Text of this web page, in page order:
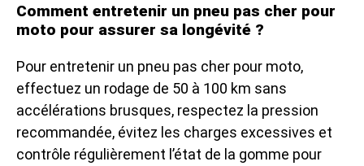
Comment entretenir un pneu pas cher pour
moto pour assurer sa longévité ?
Pour entretenir un pneu pas cher pour moto,
effectuez un rodage de 50 à 100 km sans
accélérations brusques, respectez la pression
recommandée, évitez les charges excessives et
contrôle régulièrement l’état de la gomme pour